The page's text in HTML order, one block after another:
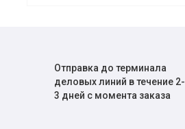
Отправка до терминала
деловых линий в течение 2-
3 дней с момента заказа